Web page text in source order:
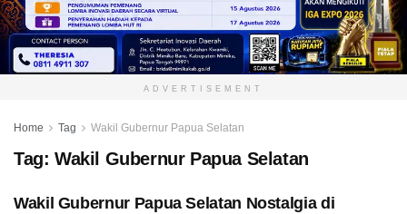
ADVERTISEMENT
Home Tag Wakil Gubernur Papua Selatan
Tag: Wakil Gubernur Papua Selatan
Wakil Gubernur Papua Selatan Nostalgia di